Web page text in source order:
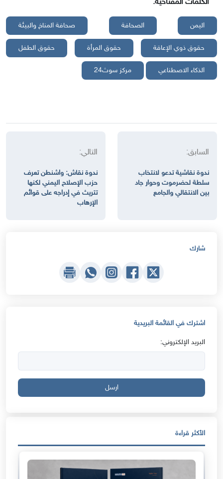
الكلمات المفتاحية:
اليمن الصحافة صحافة المناخ والبيئة
حقوق ذوي الإعاقة حقوق المرأة حقوق الطفل
الذكاء الاصطناعي مركز سوث24
السابق:
ندوة نقاشية تدعو لانتخاب
سلطة لحضرموت وحوار جاد
بين الانتقالي والجامع
التالي:
ندوة نقاش: واشنطن تعرف
حزب الإصلاح اليمني لكنها
تتريث في إدراجه على قوائم
الإرهاب
شارك
اشترك في القائمة البريدية
البريد الإلكتروني:
ارسل
الأكثر قراءة